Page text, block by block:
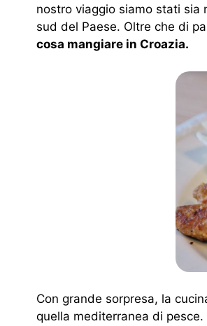
nostro viaggio siamo stati sia
sud del Paese. Oltre che di
cosa mangiare in Croazia.
Con grande sorpresa, la
quella mediterranea di